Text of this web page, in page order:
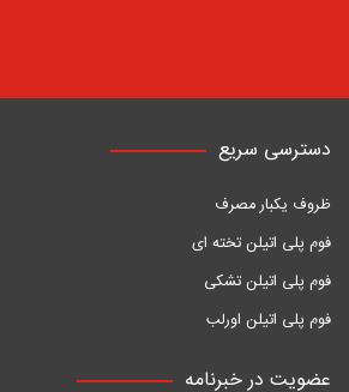
دسترسی سریع
ظروف یکبار مصرف
فوم پلی اتیلن تخته ای
فوم پلی اتیلن تشکی
فوم پلی اتیلن اورلب
عضویت در خبرنامه